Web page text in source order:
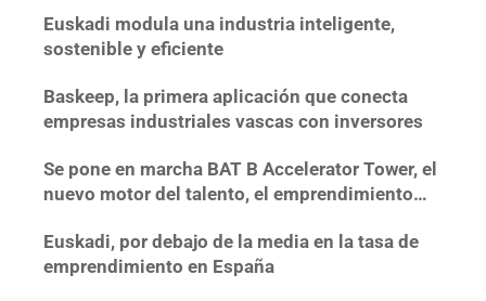
Euskadi modula una industria inteligente,
sostenible y eficiente
Baskeep, la primera aplicación que conecta
empresas industriales vascas con inversores
Se pone en marcha BAT B Accelerator Tower, el
nuevo motor del talento, el emprendimiento
Euskadi, por debajo de la media en la tasa de
emprendimiento en España